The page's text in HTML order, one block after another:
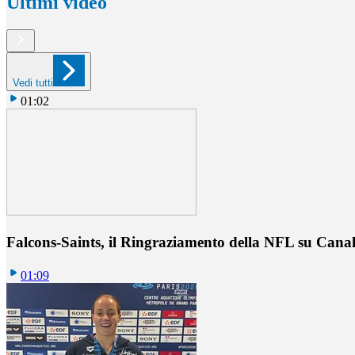
Vedi tutti
01:02
Falcons-Saints, il Ringraziamento della NFL su
01:09